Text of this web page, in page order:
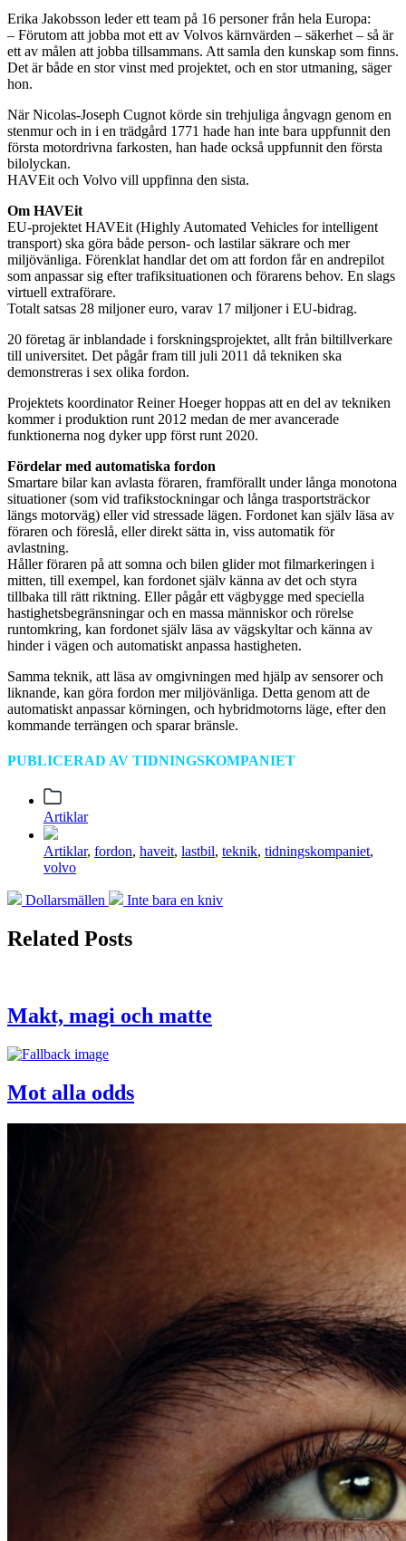
Erika Jakobsson leder ett team på 16 personer från hela Europa:
– Förutom att jobba mot ett av Volvos kärnvärden – säkerhet – så är
ett av målen att jobba tillsammans. Att samla den kunskap som finns.
Det är både en stor vinst med projektet, och en stor utmaning, säger
hon.
När Nicolas-Joseph Cugnot körde sin trehjuliga ångvagn genom en
stenmur och in i en trädgård 1771 hade han inte bara uppfunnit den
första motordrivna farkosten, han hade också uppfunnit den första
bilolyckan.
HAVEit och Volvo vill uppfinna den sista.
Om HAVEit
EU-projektet HAVEit (Highly Automated Vehicles for intelligent
transport) ska göra både person- och lastilar säkrare och mer
miljövänliga. Förenklat handlar det om att fordon får en andrepilot
som anpassar sig efter trafiksituationen och förarens behov. En slags
virtuell extraförare.
Totalt satsas 28 miljoner euro, varav 17 miljoner i EU-bidrag.
20 företag är inblandade i forskningsprojektet, allt från biltillverkare
till universitet. Det pågår fram till juli 2011 då tekniken ska
demonstreras i sex olika fordon.
Projektets koordinator Reiner Hoeger hoppas att en del av tekniken
kommer i produktion runt 2012 medan de mer avancerade
funktionerna nog dyker upp först runt 2020.
Fördelar med automatiska fordon
Smartare bilar kan avlasta föraren, framförallt under långa monotona
situationer (som vid trafikstockningar och långa trasportsträckor
längs motorväg) eller vid stressade lägen. Fordonet kan själv läsa av
föraren och föreslå, eller direkt sätta in, viss automatik för
avlastning.
Håller föraren på att somna och bilen glider mot filmarkeringen i
mitten, till exempel, kan fordonet själv känna av det och styra
tillbaka till rätt riktning. Eller pågår ett vägbygge med speciella
hastighetsbegränsningar och en massa människor och rörelse
runtomkring, kan fordonet själv läsa av vägskyltar och känna av
hinder i vägen och automatiskt anpassa hastigheten.
Samma teknik, att läsa av omgivningen med hjälp av sensorer och
liknande, kan göra fordon mer miljövänliga. Detta genom att de
automatiskt anpassar körningen, och hybridmotorns läge, efter den
kommande terrängen och sparar bränsle.
PUBLICERAD AV TIDNINGSKOMPANIET
Posted
in
Artiklar
Tagged
with
Artiklar, fordon, haveit, lastbil, teknik, tidningskompaniet,
volvo
Previous
Dollarsmällen
Next
Inte bara en kniv
Related Posts
Makt, magi och matte
Mot alla odds